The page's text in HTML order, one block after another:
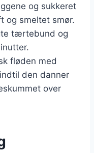
og sukkeret
og smeltet smør.
tærtebund og
fløden med
den danner
over